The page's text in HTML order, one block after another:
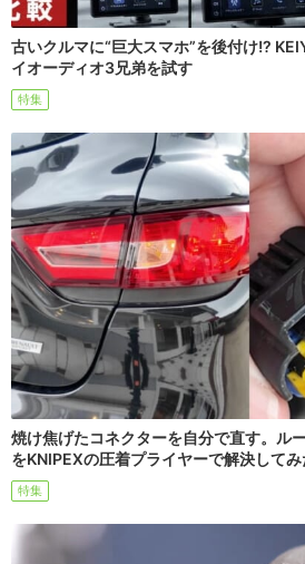
古いクルマに“巨大スマホ”を後付け!?
イオーディオ3兄弟を試す
特集
焼け焦げたコネクターを自分で直す。ル
をKNIPEXの圧着プライヤーで解決してみ
特集